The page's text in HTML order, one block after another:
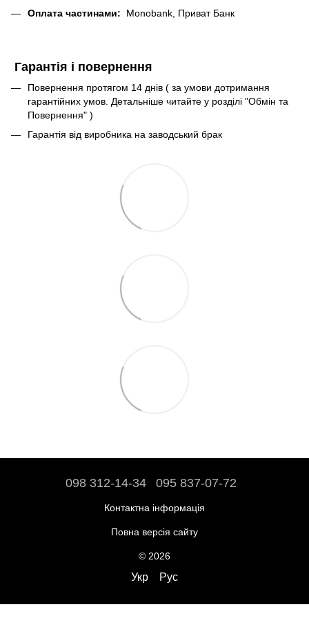
Оплата частинами: Monobank, Приват Банк
Гарантія і повернення
Повернення протягом 14 днів ( за умови дотримання
гарантійних умов. Детальніше читайте у розділі "Обмін та
Повернення" )
Гарантія від виробника на заводський брак
098 312-14-34 095 837-07-72
Контактна інформація
Повна версія сайту
© 2026
Укр Рус